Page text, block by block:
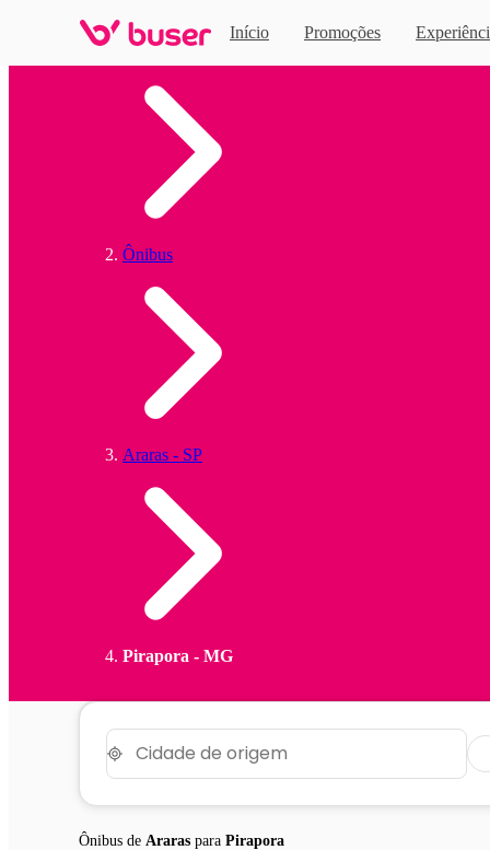
Início Promoções
Ônibus
Araras - SP
Pirapora - MG
Ônibus de Araras para Pirapora